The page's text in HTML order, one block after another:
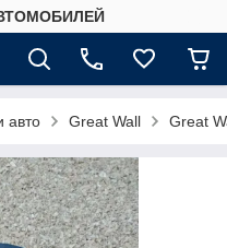
авто Great Wall Great